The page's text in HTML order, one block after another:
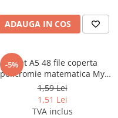
ADAUGA IN COS
-5%
Caiet A5 48 file coperta
policromie matematica My
school
1,59 Lei
1,51 Lei
TVA inclus